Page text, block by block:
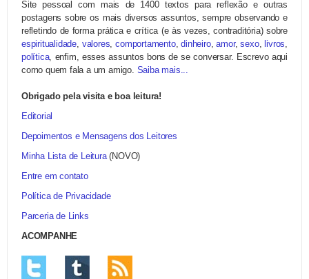
Site pessoal com mais de 1400 textos para reflexão e outras
postagens sobre os mais diversos assuntos, sempre observando e
refletindo de forma prática e crítica (e às vezes, contraditória) sobre
espiritualidade, valores,comportamento,dinheiro,amor,sexo, livros,
política, enfim, esses assuntos bons de se conversar. Escrevo aqui
como quem fala a um amigo. Saiba mais...
Obrigado pela visita e boa leitura!
Editorial
Depoimentos e Mensagens dos Leitores
Minha Lista de Leitura(NOVO)
Entre em contato
Política de Privacidade
Parceria de Links
ACOMPANHE